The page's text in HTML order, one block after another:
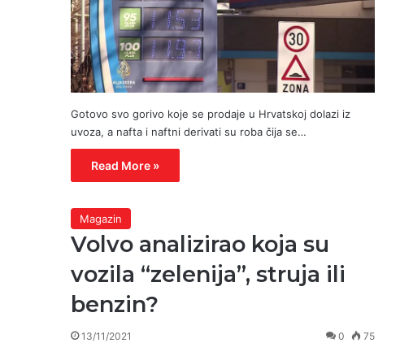
Gotovo svo gorivo koje se prodaje u Hrvatskoj dolazi iz
uvoza, a nafta i naftni derivati su roba čija se…
Read More »
Magazin
Volvo analizirao koja su
vozila “zelenija”, struja ili
benzin?
13/11/2021 0 75